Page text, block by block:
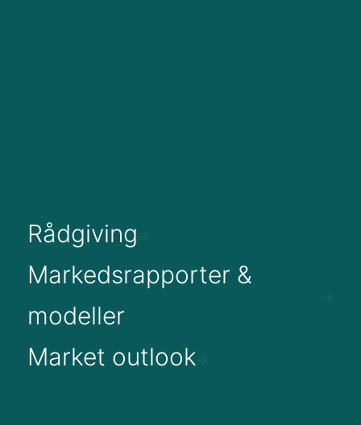
Rådgiving
Markedsrapporter &
modeller
Market outlook